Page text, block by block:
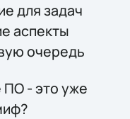
для задач
аспекты
очередь
- это уже